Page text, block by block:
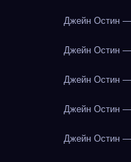
Джейн Остин —
Джейн Остин —
Джейн Остин —
Джейн Остин —
Джейн Остин —